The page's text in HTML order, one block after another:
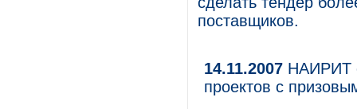
поставщиков.
14.11.2007 НАИРИТ
проектов с